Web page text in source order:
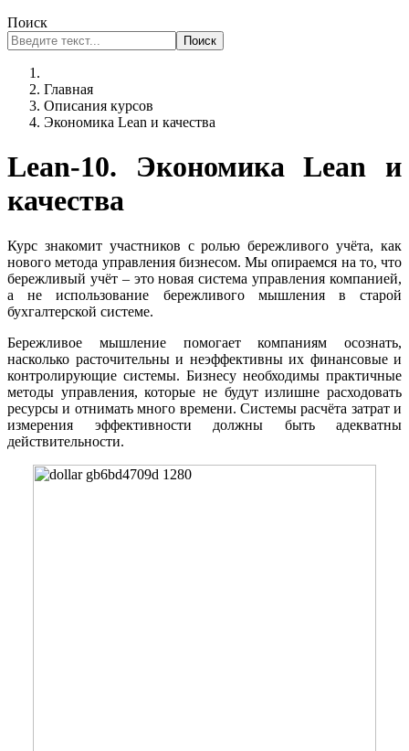
Поиск
Поиск
Главная
Описания курсов
Экономика Lean и качества
Lean-10. Экономика Lean и
качества
Курс знакомит участников с ролью бережливого учёта, как
нового метода управления бизнесом. Мы опираемся на то, что
бережливый учёт – это новая система управления компанией,
а не использование бережливого мышления в старой
бухгалтерской системе.
Бережливое мышление помогает компаниям осознать,
насколько расточительны и неэффективны их финансовые и
контролирующие системы. Бизнесу необходимы практичные
методы управления, которые не будут излишне расходовать
ресурсы и отнимать много времени. Системы расчёта затрат и
измерения эффективности должны быть адекватны
действительности.